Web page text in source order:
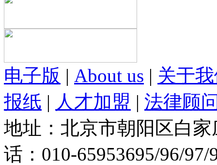
电子版 | About us | 关于
报纸 | 人才加盟 | 法律顾
地址：北京市朝阳区白
话：010-65953695/96/